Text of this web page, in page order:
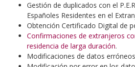
Gestión de duplicados con el
Españoles Residentes en el
Obtención Certificado Digital de
Confirmaciones de extranjeros
residencia de larga duración.
Modificaciones de datos